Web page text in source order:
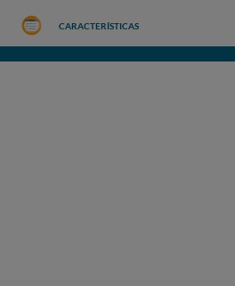
CARACTERÍSTICAS